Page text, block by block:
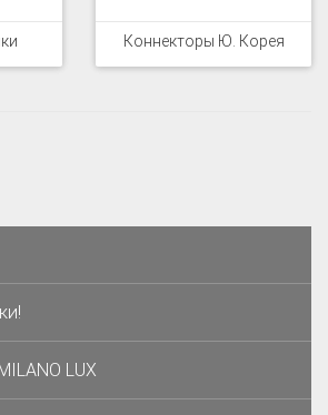
Коннекторы Ю. Корея
LUX